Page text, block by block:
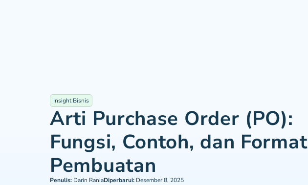
Insight Bisnis
Arti Purchase Order (PO):
Fungsi, Contoh, dan Format
Pembuatan
Penulis: Darin RaniaDiperbarui: Desember 8, 2025